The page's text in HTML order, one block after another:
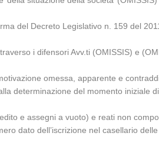
del Decreto Legislativo n. 159 del
i difensori Avv.ti (OMISSIS) e
omessa, apparente e
determinazione del momento iniziale
e assegni a vuoto) e reati non
dato dell’iscrizione nel casellario